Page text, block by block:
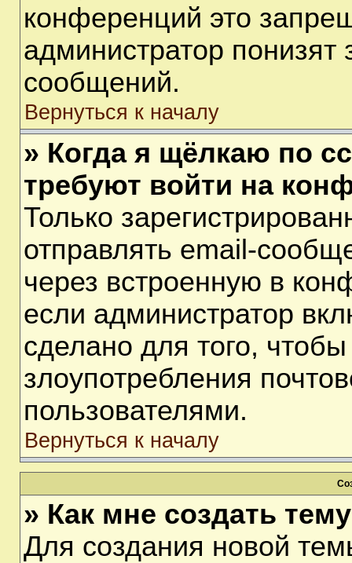
конференций это
администратор понизят
сообщений.
Вернуться к началу
» Когда я щёлкаю по
требуют войти на
Только
отправлять email-
через встроенную в
если администратор
сделано для того,
злоупотребления
пользователями.
Вернуться к началу
» Как мне создать
Для создания новой